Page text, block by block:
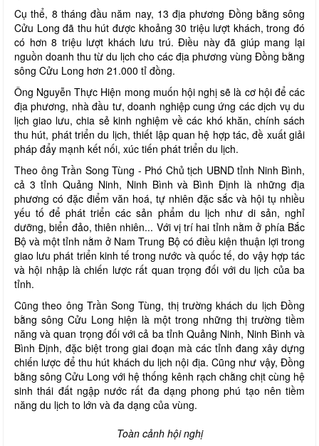
Cụ thể, 8 tháng đầu năm nay, 13 địa phương Đồng bằng sông
Cửu Long đã thu hút được khoảng 30 triệu lượt khách, trong đó
có hơn 8 triệu lượt khách lưu trú. Điều này đã giúp mang lại
nguồn doanh thu từ du lịch cho các địa phương vùng Đồng bằng
sông Cửu Long hơn 21.000 tỉ đồng.
Ông Nguyễn Thực Hiện mong muốn hội nghị sẽ là cơ hội để các
địa phương, nhà đầu tư, doanh nghiệp cung ứng các dịch vụ du
lịch giao lưu, chia sẻ kinh nghiệm về các khó khăn, chính sách
thu hút, phát triển du lịch, thiết lập quan hệ hợp tác, đề xuất giải
pháp đẩy mạnh kết nối, xúc tiến phát triển du lịch.
Theo ông Trần Song Tùng - Phó Chủ tịch UBND tỉnh Ninh Bình,
cả 3 tỉnh Quảng Ninh, Ninh Bình và Bình Định là những địa
phương có đặc điểm văn hoá, tự nhiên đặc sắc và hội tụ nhiều
yếu tố để phát triển các sản phẩm du lịch như di sản, nghỉ
dưỡng, biển đảo, thiên nhiên... Với vị trí hai tỉnh nằm ở phía Bắc
Bộ và một tỉnh nằm ở Nam Trung Bộ có điều kiện thuận lợi trong
giao lưu phát triển kinh tế trong nước và quốc tế, do vậy hợp tác
và hội nhập là chiến lược rất quan trọng đối với du lịch của ba
tỉnh.
Cũng theo ông Trần Song Tùng, thị trường khách du lịch Đồng
bằng sông Cửu Long hiện là một trong những thị trường tiềm
năng và quan trọng đối với cả ba tỉnh Quảng Ninh, Ninh Bình và
Bình Định, đặc biệt trong giai đoạn mà các tỉnh đang xây dựng
chiến lược để thu hút khách du lịch nội địa. Cũng như vậy, Đồng
bằng sông Cửu Long với hệ thống kênh rạch chằng chịt cùng hệ
sinh thái đất ngập nước rất đa dạng phong phú tạo nên tiềm
năng du lịch to lớn và đa dạng của vùng.
Toàn cảnh hội nghị